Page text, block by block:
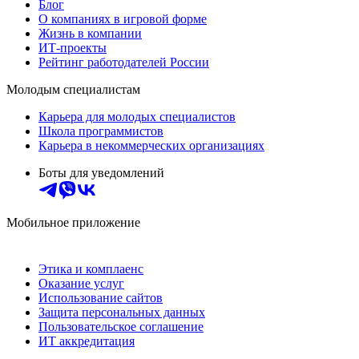
Блог
О компаниях в игровой форме
Жизнь в компании
ИТ-проекты
Рейтинг работодателей России
Молодым специалистам
Карьера для молодых специалистов
Школа программистов
Карьера в некоммерческих организациях
Боты для уведомлений
Мобильное приложение
Этика и комплаенс
Оказание услуг
Использование сайтов
Защита персональных данных
Пользовательское соглашение
ИТ аккредитация